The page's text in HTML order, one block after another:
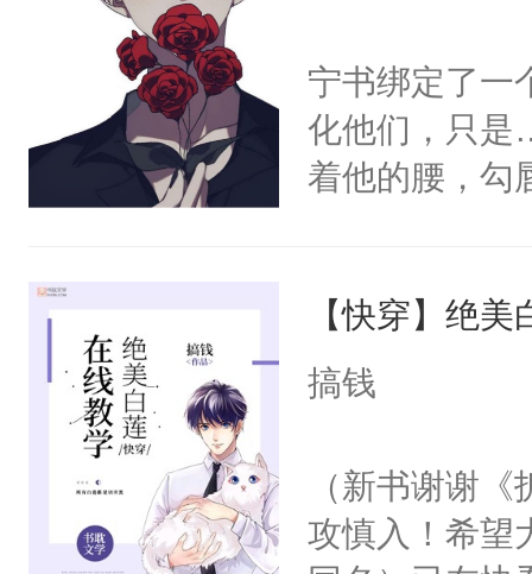
宁书绑定了一
化他们，只是
着他的腰，勾
来，给老公
用力——为你
【快穿】绝
搞钱
（新书谢谢
攻慎入！希望